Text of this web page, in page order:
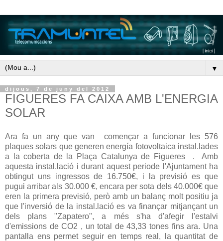
▼
dijous, 7 de juny del 2012
FIGUERES FA CAIXA AMB L'ENERGIA
SOLAR
Ara fa un any que van començar a funcionar les 576
plaques solars que generen energía fotovoltaica instal.lades
a la coberta de la Plaça Catalunya de Figueres . Amb
aquesta instal.lació i durant aquest periode l'Ajuntament ha
obtingut uns ingressos de 16.750€, i la previsió es que
pugui arribar als 30.000 €, encara per sota dels 40.000€ que
eren la primera previsió, però amb un balanç molt positiu ja
que l'inversió de la instal.lació es va finançar mitjançant un
dels plans "Zapatero", a més s'ha d'afegir l'estalvi
d'emissions de CO2 , un total de 43,33 tones fins ara. Una
pantalla ens permet seguir en temps real, la quantitat de